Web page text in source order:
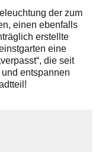
der zum
einen ebenfalls
erstellte
eine
die seit
entspannen